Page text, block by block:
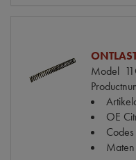
Model
OE
Codes
Maten